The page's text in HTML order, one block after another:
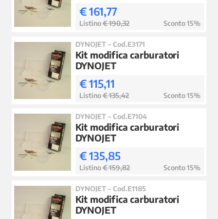
€ 161,77
Listino€ 190,32 Sconto 15%
DYNOJET - Cod.E3171
Kit modifica carburatori
DYNOJET
€ 115,11
Listino€ 135,42 Sconto 15%
DYNOJET - Cod.E7104
Kit modifica carburatori
DYNOJET
€ 135,85
Listino€ 159,82 Sconto 15%
DYNOJET - Cod.E1185
Kit modifica carburatori
DYNOJET